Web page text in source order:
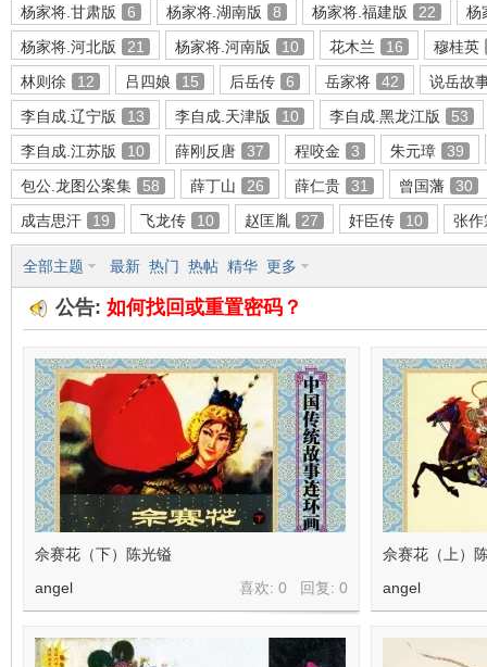
环
杨家将.甘肃版
6 杨家将.湖南版 8 杨家将.福建版 22
杨
杨家将.河北版
21 杨家将.河南版 10 花木兰 16
穆桂英
林则徐
12 吕四娘 15 后岳传 6 岳家将 42
说岳故
李自成.辽宁版
13 李自成.天津版 10 李自成.黑龙江版
53
李自成.江苏版
10 薛刚反唐 37 程咬金 3 朱元璋
39
包公.龙图公案集
58 薛丁山 26 薛仁贵 31 曾国藩
30
成吉思汗
19 飞龙传 10 赵匡胤 27 奸臣传 10 张作
全部主题 最新 热门 热帖 精华 更多
公告: 如何找回或重置密码？
佘赛花（下）陈光镒
喜欢: 0 回复: 0
angel
佘赛花（上）
angel